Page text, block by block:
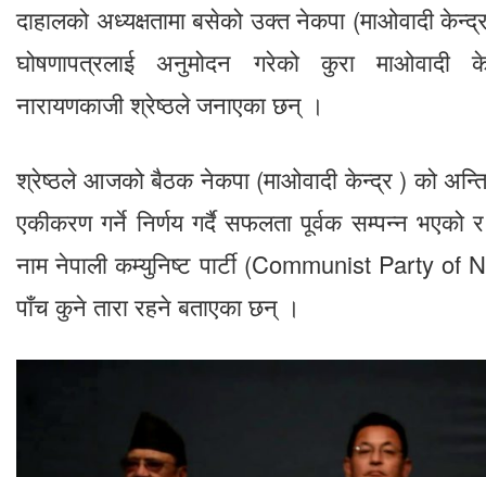
दाहालको अध्यक्षतामा बसेको उक्त नेकपा (माओवादी
घोषणापत्रलाई अनुमोदन गरेको कुरा माओवादी
नारायणकाजी श्रेष्ठले जनाएका छन् ।
श्रेष्ठले आजको बैठक नेकपा (माओवादी केन्द्र ) को
एकीकरण गर्ने निर्णय गर्दै सफलता पूर्वक सम्पन्न भएको
नाम नेपाली कम्युनिष्ट पार्टी (Communist Party of
पाँच कुने तारा रहने बताएका छन् ।